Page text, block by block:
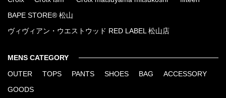
BAPE STORE® 松山
ヴィヴィアン・ウエストウッド RED LABEL 松山店
MENS CATEGORY
OUTER TOPS PANTS SHOES BAG ACCESSORY
GOODS